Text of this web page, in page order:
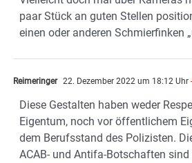
paar Stück an guten Stellen
einen oder anderen Schmierfinken
Reimeringer 22. Dezember 2022 um 18:12 Uhr
Diese Gestalten haben weder
Eigentum, noch vor öffentlichem
dem Berufsstand des Polizisten.
ACAB- und Antifa-Botschaften